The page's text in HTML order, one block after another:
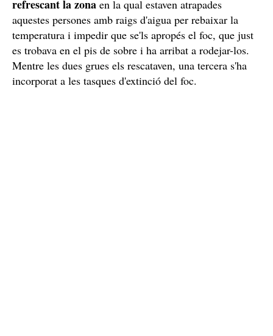
refrescant la zona en la qual estaven atrapades
aquestes persones amb raigs d'aigua per rebaixar la
temperatura i impedir que se'ls apropés el foc, que just
es trobava en el pis de sobre i ha arribat a rodejar-los.
Mentre les dues grues els rescataven, una tercera s'ha
incorporat a les tasques d'extinció del foc.